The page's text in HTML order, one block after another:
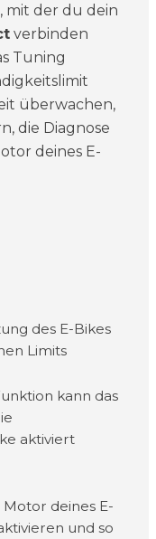
mit der du dein
verbinden
Tuning
überwachen,
die Diagnose
deines E-
des E-Bikes
Limits
kann das
aktiviert
deines E-
und so